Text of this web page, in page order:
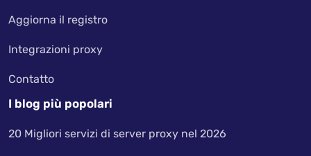
Aggiorna il registro
Integrazioni proxy
Contatto
I blog più popolari
20 Migliori servizi di server proxy nel 2026